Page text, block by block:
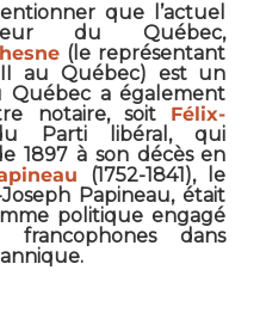
que l’actuel
du Québec,
(le représentant
au Québec) est un
Québec a également
notaire, soit Félix-
Parti libéral, qui
1897 à son décès en
(1752-1841), le
Papineau, était
politique engagé
dans